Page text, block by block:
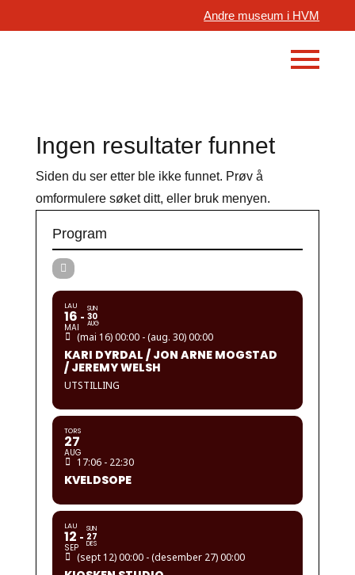
Andre museum i HVM
Ingen resultater funnet
Siden du ser etter ble ikke funnet. Prøv å
omformulere søket ditt, eller bruk menyen.
Program
LAU
16
MAI
SUN
30
AUG
(mai 16) 00:00 - (aug. 30) 00:00
KARI DYRDAL / JON ARNE MOGSTAD
/ JEREMY WELSH
UTSTILLING
TORS
27
AUG
17:06 - 22:30
KVELDSOPE
LAU
12
SEP
SUN
27
DES
(sept 12) 00:00 - (desember 27) 00:00